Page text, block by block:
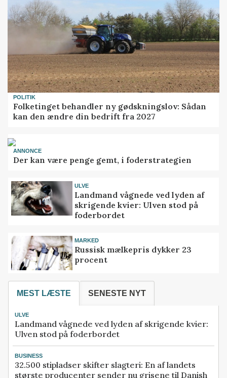
POLITIK
Folketinget behandler ny gødskningslov: Sådan
kan den ændre din bedrift fra 2027
ANNONCE
Der kan være penge gemt, i foderstrategien
ULVE
Landmand vågnede ved lyden af
skrigende kvier: Ulven stod på
foderbordet
MARKED
Russisk mælkepris dykker 23
procent
MEST LÆSTE SENESTE NYT
ULVE
Landmand vågnede ved lyden af skrigende kvier:
Ulven stod på foderbordet
BUSINESS
32.500 stipladser skifter slagteri: En af landets
største producenter sender nu grisene til Danish